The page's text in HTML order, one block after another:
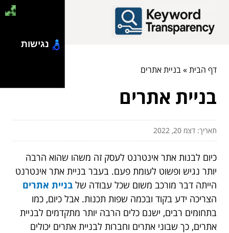
דף הבית»בניית אתרים
בניית אתרים
תאריך: דצמ 20, 2022
כיום לבנות אתר אינטרנט לעסק זה משהו שהוא הרבה
יותר נגיש ופשוט לעומת פעם. בעבר בניית אתר אינטרנט
הייתה דבר מורכב משום שכל עבודה של בניית אתרים
הצריכה ידע בקוד ובכמה שפות תכנות. אבל כיום, כמו
בתחומים רבים, ישנם כלים הרבה יותר מתקדמים לבניית
אתרים, כך שבוני אתרים וחברות לבניית אתרים יכולים
נגישות